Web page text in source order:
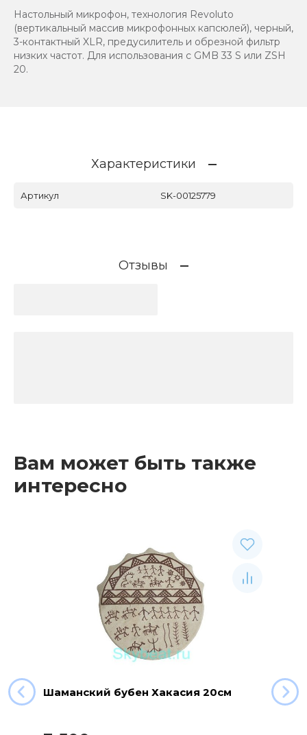
Настольный микрофон, технология Revoluto
(вертикальный массив микрофонных капсюлей), черный,
3-контактный XLR, предусилитель и обрезной фильтр
низких частот. Для использования с GMB 33 S или ZSH
20.
Характеристики
Артикул SK-00125779
Отзывы
Вам может быть также
интересно
Шаманский бубен Хакасия 20см